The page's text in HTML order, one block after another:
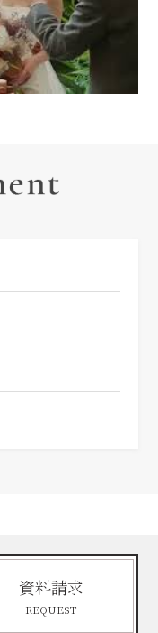
資料請求
REQUEST